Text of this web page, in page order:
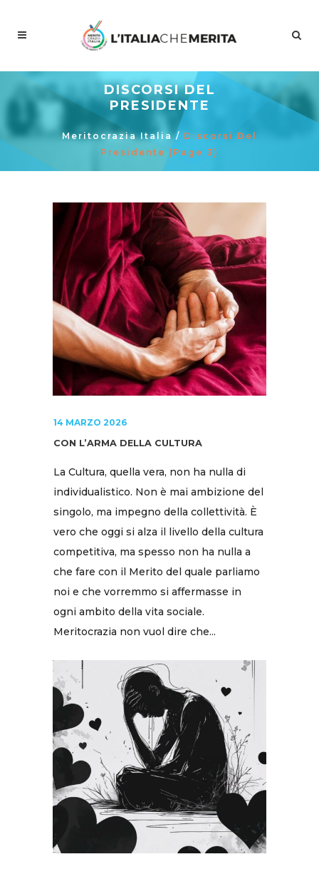
DISCORSI DEL
PRESIDENTE
Meritocrazia Italia/ Discorsi Del
Presidente (Page 3)
14 MARZO 2026
CON L’ARMA DELLA CULTURA
La Cultura, quella vera, non ha nulla di
individualistico. Non è mai ambizione del
singolo, ma impegno della collettività. È
vero che oggi si alza il livello della cultura
competitiva, ma spesso non ha nulla a
che fare con il Merito del quale parliamo
noi e che vorremmo si affermasse in
ogni ambito della vita sociale.
Meritocrazia non vuol dire che...